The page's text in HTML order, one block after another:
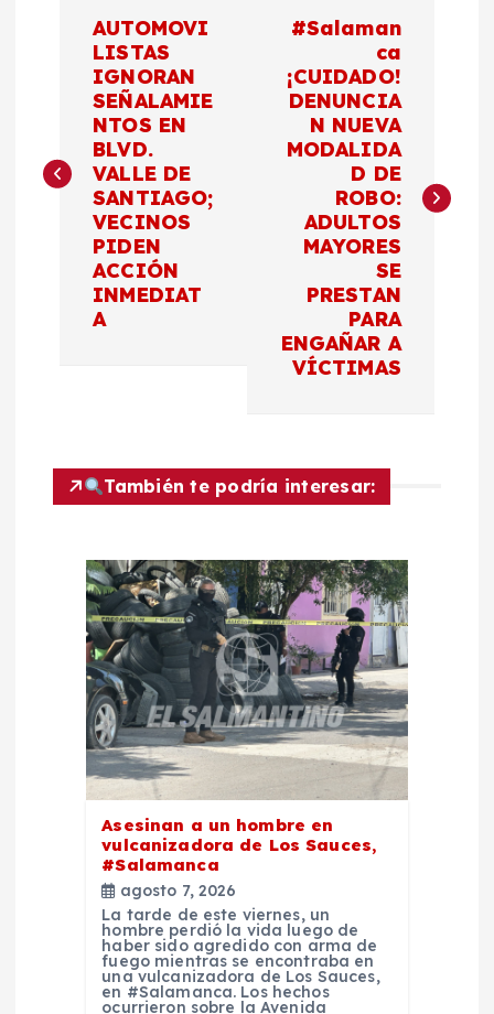
e
n
AUTOMOVI
LISTAS
IGNORAN
SEÑALAMIE
NTOS EN
BLVD.
VALLE DE
SANTIAGO;
VECINOS
PIDEN
ACCIÓN
INMEDIAT
A
#Salaman
ca
¡CUIDADO!
DENUNCIA
N NUEVA
MODALIDA
D DE
ROBO:
ADULTOS
MAYORES
SE
PRESTAN
PARA
ENGAÑAR A
VÍCTIMAS
También te podría interesar:
Asesinan a un hombre en
vulcanizadora de Los Sauces,
#Salamanca
agosto 7, 2026
La tarde de este viernes, un
hombre perdió la vida luego de
haber sido agredido con arma de
fuego mientras se encontraba en
una vulcanizadora de Los Sauces,
en #Salamanca. Los hechos
ocurrieron sobre la Avenida